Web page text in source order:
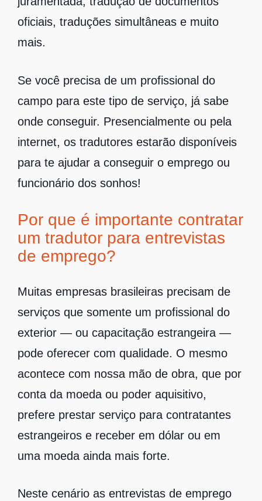
oficiais, traduções simultâneas e muito
mais.
Se você precisa de um profissional do
campo para este tipo de serviço, já sabe
onde conseguir. Presencialmente ou pela
internet, os tradutores estarão disponíveis
para te ajudar a conseguir o emprego ou
funcionário dos sonhos!
Por que é importante contratar
um tradutor para entrevistas
de emprego?
Muitas empresas brasileiras precisam de
serviços que somente um profissional do
exterior — ou capacitação estrangeira —
pode oferecer com qualidade. O mesmo
acontece com nossa mão de obra, que por
conta da moeda ou poder aquisitivo,
prefere prestar serviço para contratantes
estrangeiros e receber em dólar ou em
uma moeda ainda mais forte.
Neste cenário as entrevistas de emprego